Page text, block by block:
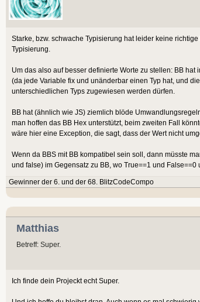
Starke, bzw. schwache Typisierung hat leider keine
Typisierung.
Um das also auf besser definierte Worte zu stellen: BB
(da jede Variable fix und unänderbar einen Typ hat, und
unterschiedlichen Typs zugewiesen werden dürfen.
BB hat (ähnlich wie JS) ziemlich blöde
man hoffen das BB Hex unterstützt, beim zweiten Fall
wäre hier eine Exception, die sagt, dass der Wert nicht
Wenn da BBS mit BB kompatibel sein soll, dann müsste
und false) im Gegensatz zu BB, wo True==1 und
Gewinner der 6. und der 68. BlitzCodeCompo
Matthias
Betreff: Super.
Ich finde dein Projeckt echt Super.